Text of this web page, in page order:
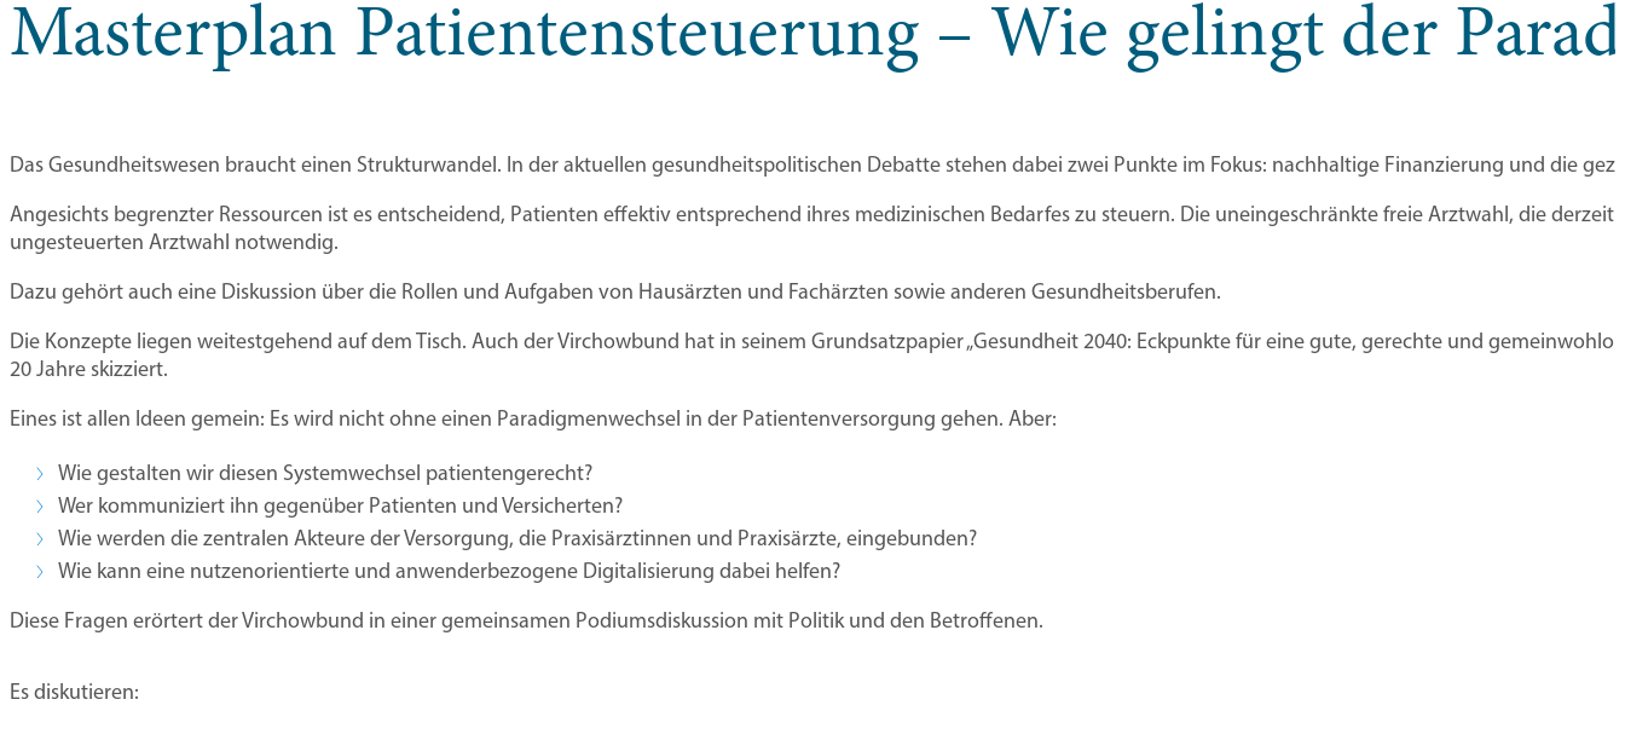
Masterplan Patientensteuerung – Wie gelingt der
Das Gesundheitswesen braucht einen Strukturwandel. In der aktuellen gesundheitspolitischen Debatte stehen dabei zwei Punkte im Fokus: nachhaltige Finanzierung und die
Angesichts begrenzter Ressourcen ist es entscheidend, Patienten effektiv entsprechend ihres medizinischen Bedarfes zu steuern. Die uneingeschränkte freie Arztwahl, die
ungesteuerten Arztwahl notwendig.
Dazu gehört auch eine Diskussion über die Rollen und Aufgaben von Hausärzten und Fachärzten sowie anderen Gesundheitsberufen.
Die Konzepte liegen weitestgehend auf dem Tisch. Auch der Virchowbund hat in seinem Grundsatzpapier „Gesundheit 2040: Eckpunkte für eine gute, gerechte und
20 Jahre skizziert.
Eines ist allen Ideen gemein: Es wird nicht ohne einen Paradigmenwechsel in der Patientenversorgung gehen. Aber:
Wie gestalten wir diesen Systemwechsel patientengerecht?
Wer kommuniziert ihn gegenüber Patienten und Versicherten?
Wie werden die zentralen Akteure der Versorgung, die Praxisärztinnen und Praxisärzte, eingebunden?
Wie kann eine nutzenorientierte und anwenderbezogene Digitalisierung dabei helfen?
Diese Fragen erörtert der Virchowbund in einer gemeinsamen Podiumsdiskussion mit Politik und den Betroffenen.
Es diskutieren: